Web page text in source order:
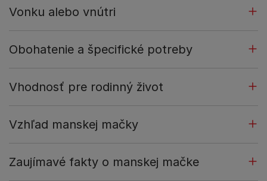
Vonku alebo vnútri
Obohatenie a špecifické potreby
Vhodnosť pre rodinný život
Vzhľad manskej mačky
Zaujímavé fakty o manskej mačke